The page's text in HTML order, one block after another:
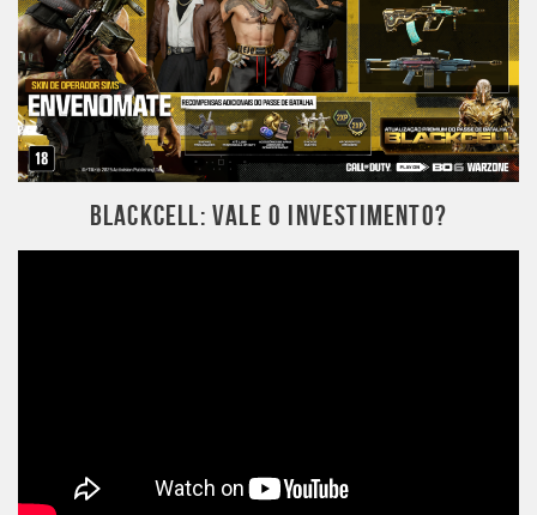
BLACKCELL: VALE O INVESTIMENTO?